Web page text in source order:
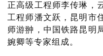
正高级工程师李传琳，
工程师潘文跃，昆明市
师游翀，中国铁路昆明
婉卿等专家组成。